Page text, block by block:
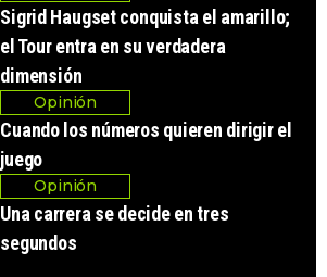
Sigrid Haugset conquista el amarillo;
el Tour entra en su verdadera
dimensión
Opinión
Cuando los números quieren dirigir el
juego
Opinión
Una carrera se decide en tres
segundos